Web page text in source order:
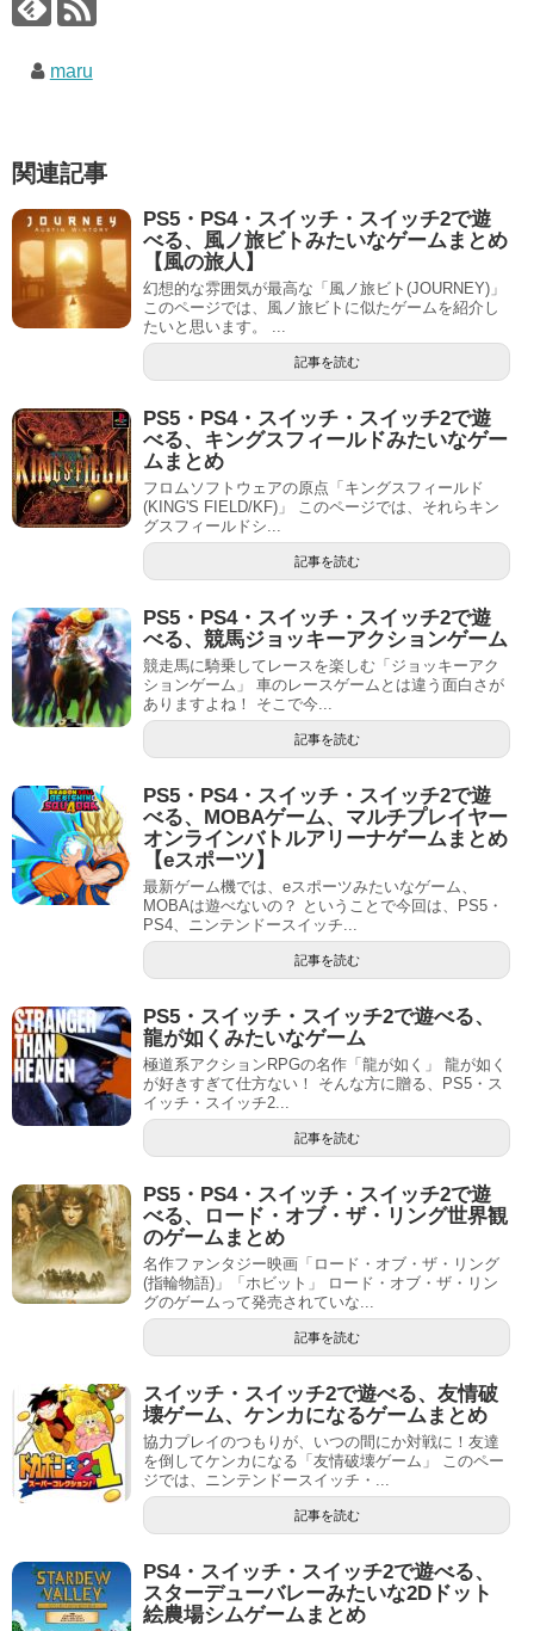
maru
関連記事
PS5・PS4・スイッチ・スイッチ2で遊
べる、風ノ旅ビトみたいなゲームまとめ
【風の旅人】
幻想的な雰囲気が最高な「風ノ旅ビト(JOURNEY)」
このページでは、風ノ旅ビトに似たゲームを紹介し
たいと思います。 ...
記事を読む
PS5・PS4・スイッチ・スイッチ2で遊
べる、キングスフィールドみたいなゲー
ムまとめ
フロムソフトウェアの原点「キングスフィールド
(KING'S FIELD/KF)」 このページでは、それらキン
グスフィールドシ...
記事を読む
PS5・PS4・スイッチ・スイッチ2で遊
べる、競馬ジョッキーアクションゲーム
競走馬に騎乗してレースを楽しむ「ジョッキーアク
ションゲーム」 車のレースゲームとは違う面白さが
ありますよね！ そこで今...
記事を読む
PS5・PS4・スイッチ・スイッチ2で遊
べる、MOBAゲーム、マルチプレイヤー
オンラインバトルアリーナゲームまとめ
【eスポーツ】
最新ゲーム機では、eスポーツみたいなゲーム、
MOBAは遊べないの？ ということで今回は、PS5・
PS4、ニンテンドースイッチ...
記事を読む
PS5・スイッチ・スイッチ2で遊べる、
龍が如くみたいなゲーム
極道系アクションRPGの名作「龍が如く」 龍が如く
が好きすぎて仕方ない！ そんな方に贈る、PS5・ス
イッチ・スイッチ2...
記事を読む
PS5・PS4・スイッチ・スイッチ2で遊
べる、ロード・オブ・ザ・リング世界観
のゲームまとめ
名作ファンタジー映画「ロード・オブ・ザ・リング
(指輪物語)」「ホビット」 ロード・オブ・ザ・リン
グのゲームって発売されていな...
記事を読む
スイッチ・スイッチ2で遊べる、友情破
壊ゲーム、ケンカになるゲームまとめ
協力プレイのつもりが、いつの間にか対戦に！友達
を倒してケンカになる「友情破壊ゲーム」 このペー
ジでは、ニンテンドースイッチ・...
記事を読む
PS4・スイッチ・スイッチ2で遊べる、
スターデューバレーみたいな2Dドット
絵農場シムゲームまとめ